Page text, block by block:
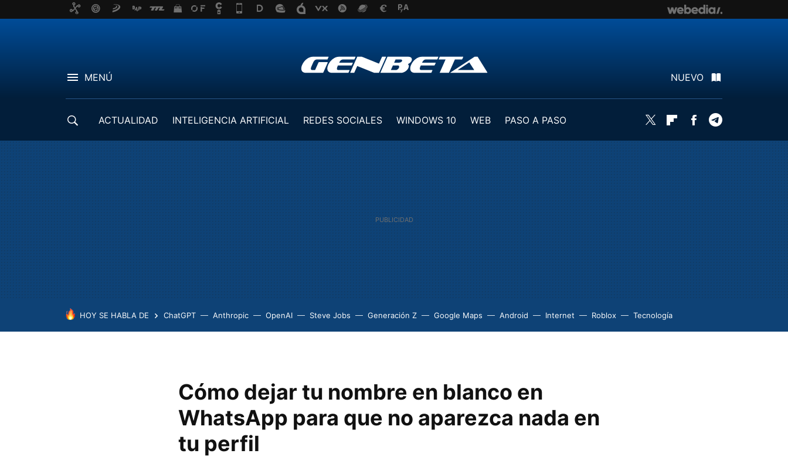
MENÚ NUEVO
ACTUALIDAD INTELIGENCIA ARTIFICIAL REDES SOCIALES WINDOWS 10 WEB
PASO A PASO
Twitter FlipboardFacebook
HOY SE HABLA DE ChatGPT Anthropic OpenAI Steve Jobs Generación Z Google Maps Android Internet Roblox Tecnología
Cómo dejar tu nombre en blanco en
WhatsApp para que no aparezca nada en
tu perfil